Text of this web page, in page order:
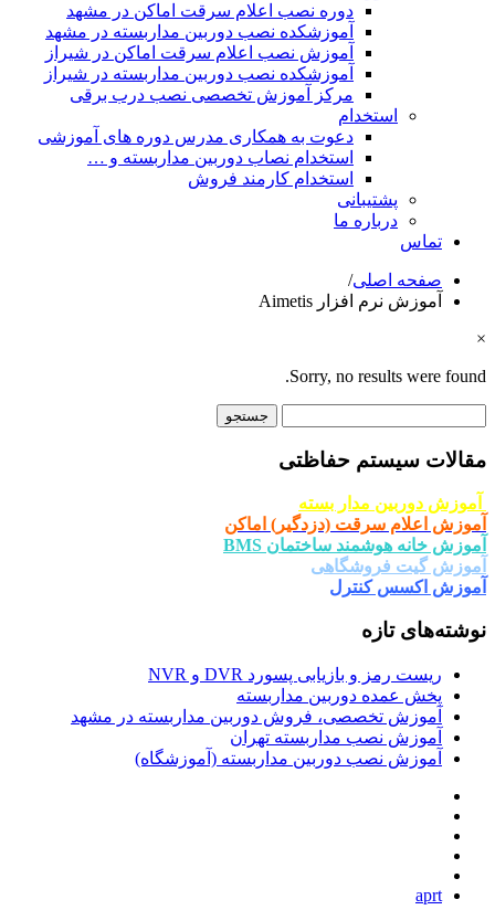
دوره نصب اعلام سرقت اماکن در مشهد
آموزشکده نصب دوربین مداربسته در مشهد
آموزش نصب اعلام سرقت اماکن در شیراز
آموزشکده نصب دوربین مداربسته در شیراز
مرکز آموزش تخصصی نصب درب برقی
استخدام
دعوت به همکاری مدرس دوره های آموزشی
استخدام نصاب دوربین مداربسته و …
استخدام کارمند فروش
پشتیبانی
درباره ما
تماس
صفحه اصلی/
آموزش نرم افزار Aimetis
×
Sorry, no results were found.
مقالات سیستم حفاظتی
آموزش دوربین مدار بسته
آموزش اعلام سرقت (دزدگیر) اماکن
آموزش خانه هوشمند ساختمان BMS
آموزش گیت فروشگاهی
آموزش اکسس کنترل
نوشته‌های تازه
ریست رمز و بازیابی پسورد DVR و NVR
پخش عمده دوربین مداربسته
آموزش تخصصی، فروش دوربین مداربسته در مشهد
آموزش نصب مداربسته تهران
آموزش نصب دوربین مداربسته (آموزشگاه)
aprt